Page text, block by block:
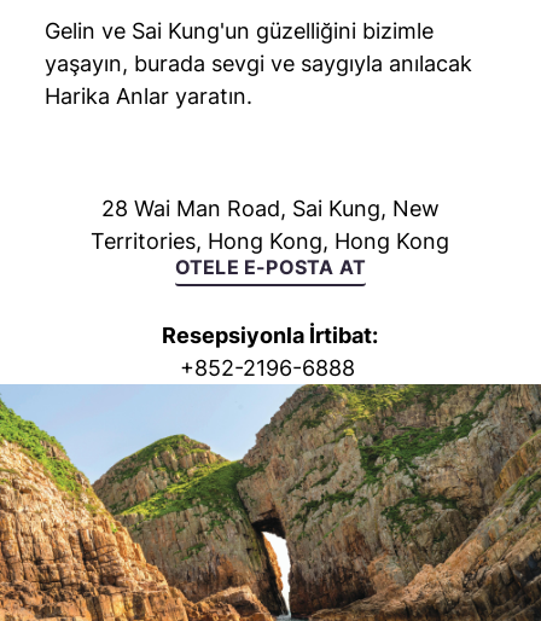
Gelin ve Sai Kung'un güzelliğini bizimle
yaşayın, burada sevgi ve saygıyla anılacak
Harika Anlar yaratın.
28 Wai Man Road, Sai Kung, New
Territories, Hong Kong, Hong Kong
OTELE E-POSTA AT
Resepsiyonla İrtibat:
+852-2196-6888